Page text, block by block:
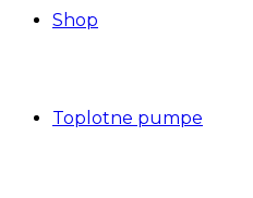
Shop
Toplotne pumpe